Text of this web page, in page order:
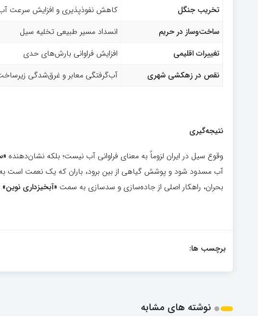
تخریب جنگل
کاهش نفوذپذیری و افزایش سرعت
ساخت‌وساز در حریم
انسداد مسیر طبیعی تخلیه سیل
تغییرات اقلیمی
افزایش فراوانی بارش‌های حدی
نقص در زهکشی شهری
آب‌گرفتگی معابر و غرق‌شدگی
نتیجه‌گیری
وقوع سیل در ایران لزوماً به معنای فراوانی آب نیست؛ بلکه نشان‌دهنده «
آب مسدود شود و پوشش گیاهی از بین برود، باران که یک نعمت است
بحران، راهکار اصلی از جاده‌سازی و سدسازی به سمت «آبخیزداری نوین»
برچسب ها:
نوشته های مشابه